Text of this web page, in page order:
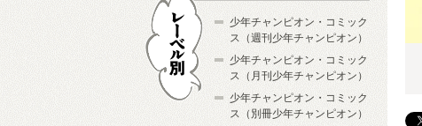
少年チャンピオン・コミック
ス（週刊少年チャンピオン）
少年チャンピオン・コミック
ス（月刊少年チャンピオン）
少年チャンピオン・コミック
ス（別冊少年チャンピオン）